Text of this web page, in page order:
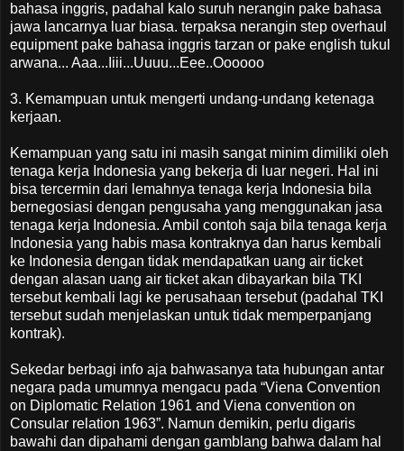
bahasa inggris, padahal kalo suruh nerangin pake bahasa
jawa lancarnya luar biasa. terpaksa nerangin step overhaul
equipment pake bahasa inggris tarzan or pake english tukul
arwana... Aaa...Iiii...Uuuu...Eee..Oooooo
3. Kemampuan untuk mengerti undang-undang ketenaga
kerjaan.
Kemampuan yang satu ini masih sangat minim dimiliki oleh
tenaga kerja Indonesia yang bekerja di luar negeri. Hal ini
bisa tercermin dari lemahnya tenaga kerja Indonesia bila
bernegosiasi dengan pengusaha yang menggunakan jasa
tenaga kerja Indonesia. Ambil contoh saja bila tenaga kerja
Indonesia yang habis masa kontraknya dan harus kembali
ke Indonesia dengan tidak mendapatkan uang air ticket
dengan alasan uang air ticket akan dibayarkan bila TKI
tersebut kembali lagi ke perusahaan tersebut (padahal TKI
tersebut sudah menjelaskan untuk tidak memperpanjang
kontrak).
Sekedar berbagi info aja bahwasanya tata hubungan antar
negara pada umumnya mengacu pada “Viena Convention
on Diplomatic Relation 1961 and Viena convention on
Consular relation 1963”. Namun demikin, perlu digaris
bawahi dan dipahami dengan gamblang bahwa dalam hal